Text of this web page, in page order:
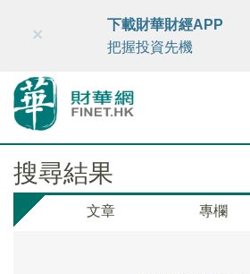
財華智庫網 FINTV FINMETA
×
下載財華財經APP
把握投資先機
搜尋結果
文章 專欄